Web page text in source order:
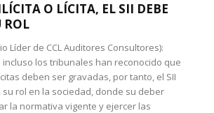
O LÍCITA, EL SII DEBE
ROL
Líder de CCL Auditores Consultores):
incluso los tribunales han reconocido que
deben ser gravadas, por tanto, el SII
su rol en la sociedad, donde su deber
la normativa vigente y ejercer las